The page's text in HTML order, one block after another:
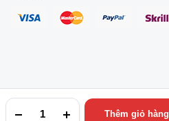
Thêm giỏ hàng